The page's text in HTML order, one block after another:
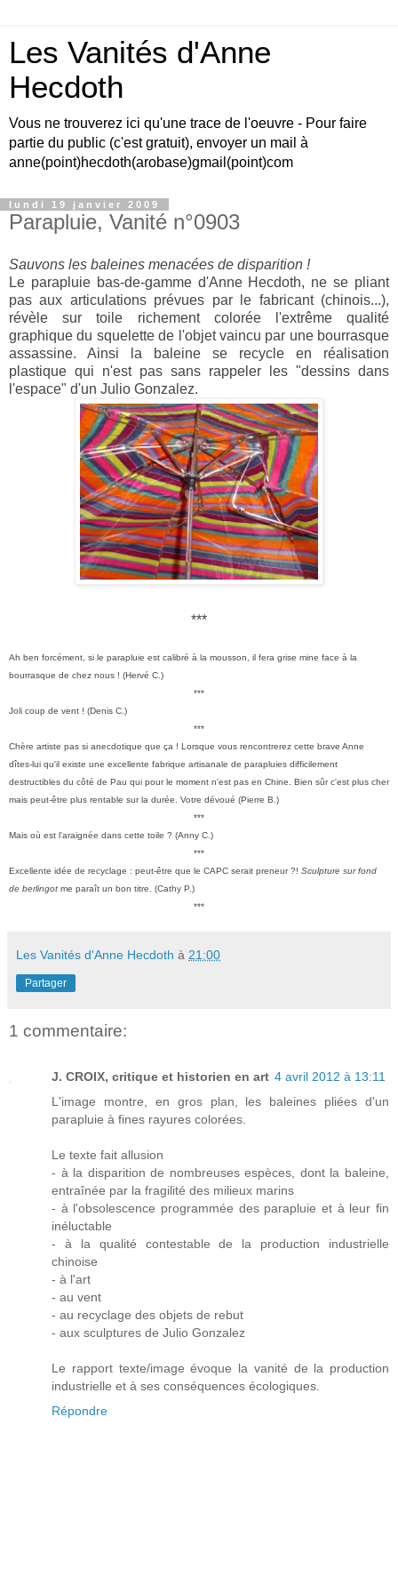
Les Vanités d'Anne
Hecdoth
Vous ne trouverez ici qu'une trace de l'oeuvre - Pour faire
partie du public (c'est gratuit), envoyer un mail à
anne(point)hecdoth(arobase)gmail(point)com
lundi 19 janvier 2009
Parapluie, Vanité n°0903
Sauvons les baleines menacées de disparition !
Le parapluie bas-de-gamme d'Anne Hecdoth, ne se pliant
pas aux articulations prévues par le fabricant (chinois...),
révèle sur toile richement colorée l'extrême qualité
graphique du squelette de l'objet vaincu par une bourrasque
assassine. Ainsi la baleine se recycle en réalisation
plastique qui n'est pas sans rappeler les "dessins dans
l'espace" d'un Julio Gonzalez.
***
Ah ben forcément, si le parapluie est calibré à la mousson, il fera grise mine face à la
bourrasque de chez nous ! (Hervé C.)
***
Joli coup de vent ! (Denis C.)
***
Chère artiste pas si anecdotique que ça ! Lorsque vous rencontrerez cette brave Anne
dîtes-lui qu'il existe une excellente fabrique artisanale de parapluies difficilement
destructibles du côté de Pau qui pour le moment n'est pas en Chine. Bien sûr c'est plus cher
mais peut-être plus rentable sur la durée. Votre dévoué (Pierre B.)
***
Mais où est l'araignée dans cette toile ? (Anny C.)
***
Excellente idée de recyclage : peut-être que le CAPC serait preneur ?! Sculpture sur fond
de berlingot me paraît un bon titre. (Cathy P.)
***
Les Vanités d'Anne Hecdoth à 21:00
Partager
1 commentaire:
J. CROIX, critique et historien en art 4 avril 2012 à 13:11
L'image montre, en gros plan, les baleines pliées d'un
parapluie à fines rayures colorées.
Le texte fait allusion
- à la disparition de nombreuses espèces, dont la baleine,
entraînée par la fragilité des milieux marins
- à l'obsolescence programmée des parapluie et à leur fin
inéluctable
- à la qualité contestable de la production industrielle
chinoise
- à l'art
- au vent
- au recyclage des objets de rebut
- aux sculptures de Julio Gonzalez
Le rapport texte/image évoque la vanité de la production
industrielle et à ses conséquences écologiques.
Répondre